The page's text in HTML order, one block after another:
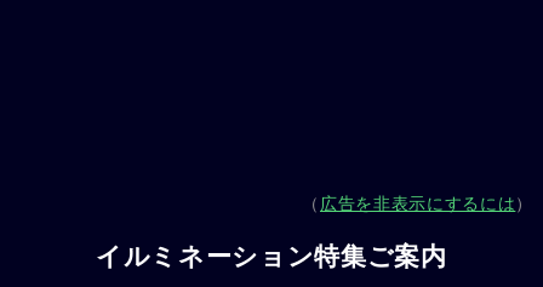
（ 広告を非表示にするには ）
イルミネーション特集ご案内